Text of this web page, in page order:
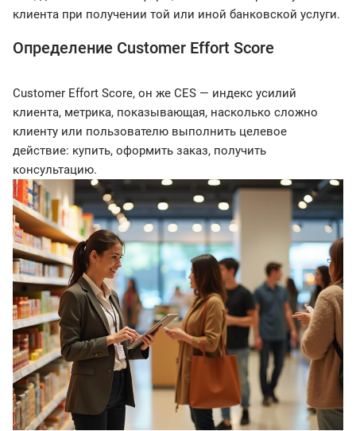
клиента при получении той или иной банковской услуги.
Определение Customer Effort Score
Customer Effort Score, он же CES — индекс усилий
клиента, метрика, показывающая, насколько сложно
клиенту или пользователю выполнить целевое
действие: купить, оформить заказ, получить
консультацию.